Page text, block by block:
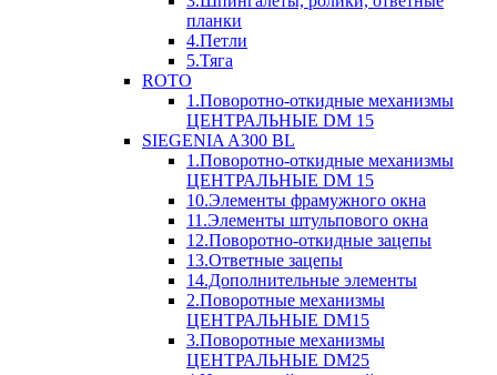
планки
4.Петли
5.Тяга
ROTO
1.Поворотно-откидные механизмы
ЦЕНТРАЛЬНЫЕ DM 15
SIEGENIA A300 BL
1.Поворотно-откидные механизмы
ЦЕНТРАЛЬНЫЕ DM 15
10.Элементы фрамужного окна
11.Элементы штульпового окна
12.Поворотно-откидные зацепы
13.Ответные зацепы
14.Дополнительные элементы
2.Поворотные механизмы
ЦЕНТРАЛЬНЫЕ DM15
3.Поворотные механизмы
ЦЕНТРАЛЬНЫЕ DM25